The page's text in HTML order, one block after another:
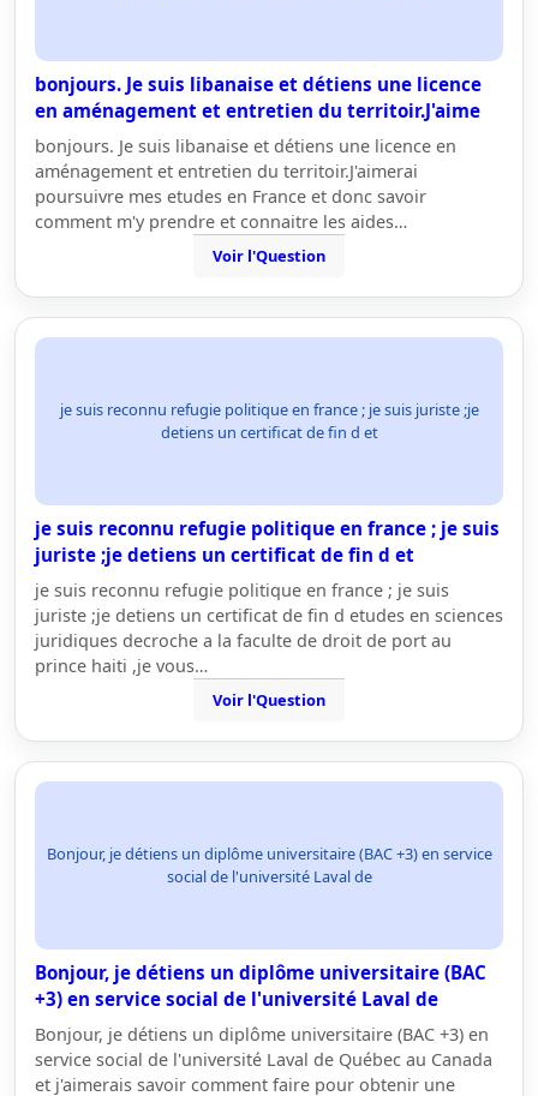
bonjours. Je suis libanaise et détiens une licence
en aménagement et entretien du territoir.J'aime
bonjours. Je suis libanaise et détiens une licence en
aménagement et entretien du territoir.J'aimerai
poursuivre mes etudes en France et donc savoir
comment m'y prendre et connaitre les aides…
Voir l'Question
je suis reconnu refugie politique en france ; je suis juriste ;je
detiens un certificat de fin d et
je suis reconnu refugie politique en france ; je suis
juriste ;je detiens un certificat de fin d et
je suis reconnu refugie politique en france ; je suis
juriste ;je detiens un certificat de fin d etudes en sciences
juridiques decroche a la faculte de droit de port au
prince haiti ,je vous…
Voir l'Question
Bonjour, je détiens un diplôme universitaire (BAC +3) en service
social de l'université Laval de
Bonjour, je détiens un diplôme universitaire (BAC
+3) en service social de l'université Laval de
Bonjour, je détiens un diplôme universitaire (BAC +3) en
service social de l'université Laval de Québec au Canada
et j'aimerais savoir comment faire pour obtenir une